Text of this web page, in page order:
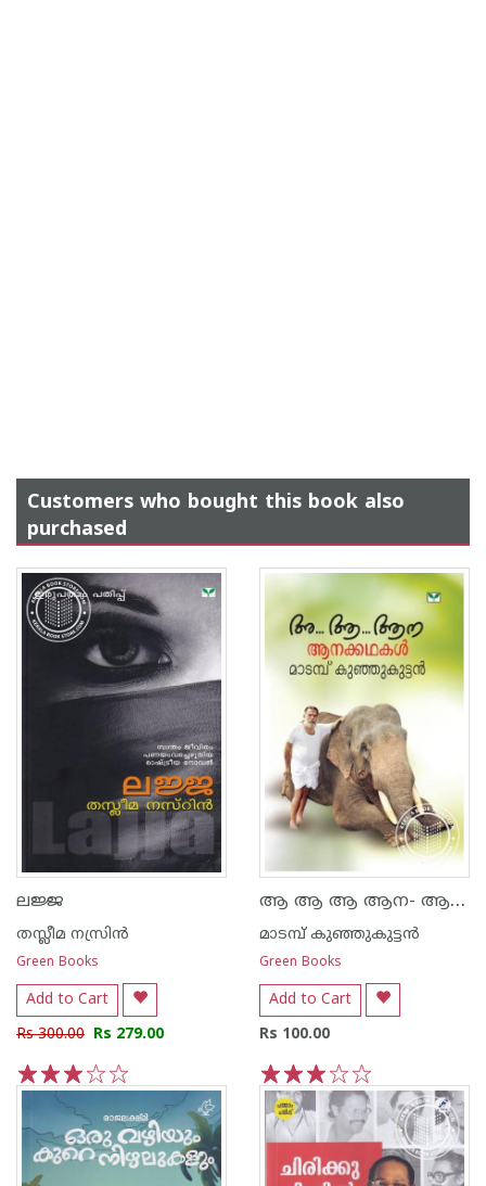
Customers who bought this book also
purchased
ലജ്ജ
തസ്ലീമ നസ്രിന്‍
Green Books
Add to Cart
Rs 300.00 Rs 279.00
5
4
3
2
1
ആ ആ ആ ആന- ആനക്കഥകള്‍
മാടമ്പ് കുഞ്ഞുകുട്ടന്‍
Green Books
Add to Cart
Rs 100.00
5
4
3
2
1